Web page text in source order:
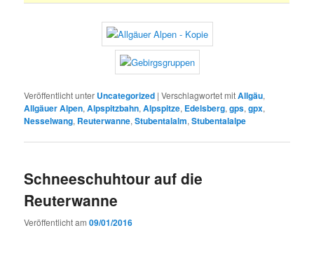
Veröffentlicht unter Uncategorized |Verschlagwortet mitAllgäu,
Allgäuer Alpen,Alpspitzbahn,Alpspitze, Edelsberg,gps,gpx,
Nesselwang, Reuterwanne,Stubentalalm,Stubentalalpe
Schneeschuhtour auf die
Reuterwanne
Veröffentlicht am09/01/2016